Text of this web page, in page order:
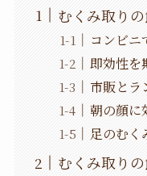
むくみ取り
コンビニ
即効性を
市販とラ
朝の顔に
足のむく
むくみ取り